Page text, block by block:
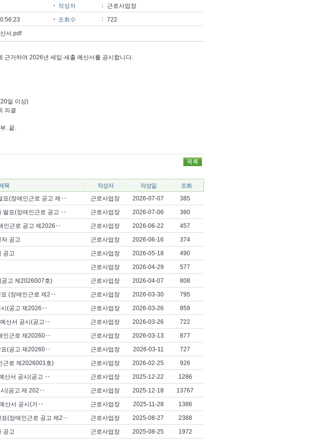
작성자
근로사업장
조회수
722
서.pdf
근거하여 2026년 세입·세출 예산서를 공시합니다.
일 이상)
의결
. 끝.
목록
목 작성자 작성일
조회
표(장애인근로 공고 제‥ 근로사업장 2026-07-07
385
발표(장애인근로 공고 ‥ 근로사업장 2026-07-06
360
인근로 공고 제2026‥ 근로사업장 2026-06-22
457
공고 근로사업장 2026-06-16
374
공고 근로사업장 2026-05-18
490
근로사업장 2026-04-29
577
공고 제2026007호) 근로사업장 2026-04-07
808
표 (장애인근로 제2‥ 근로사업장 2026-03-30
795
시(공고 제2026‥ 근로사업장 2026-03-26
859
산서 공시(공고‥ 근로사업장 2026-03-26
722
인근로 제20260‥ 근로사업장 2026-03-13
877
표(공고 제20260‥ 근로사업장 2026-03-11
727
근로 제2026001호) 근로사업장 2026-02-25
926
산서 공시(공고 ‥ 근로사업장 2025-12-22
1286
(공고 제 202‥ 근로사업장 2025-12-18
13767
산서 공시(거‥ 근로사업장 2025-11-28
1386
표(장애인근로 공고 제2‥ 근로사업장 2025-08-27
2388
공고 근로사업장 2025-08-25 1972